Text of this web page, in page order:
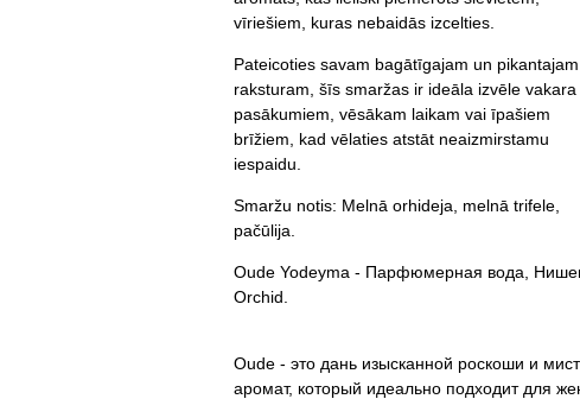
vīriešiem, kuras nebaidās izcelties.
Pateicoties savam bagātīgajam un pikantajam
raksturam, šīs smaržas ir ideāla izvēle vakara
pasākumiem, vēsākam laikam vai īpašiem
brīžiem, kad vēlaties atstāt neaizmirstamu
iespaidu.
Smaržu notis: Melnā orhideja, melnā trifele,
pačūlija.
Oude Yodeyma - Парфюмерная вода,
Orchid.
Oude - это дань изысканной роскоши и
аромат, который идеально подходит для